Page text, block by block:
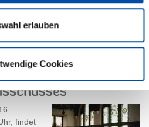
erlauben
Cookies
findet